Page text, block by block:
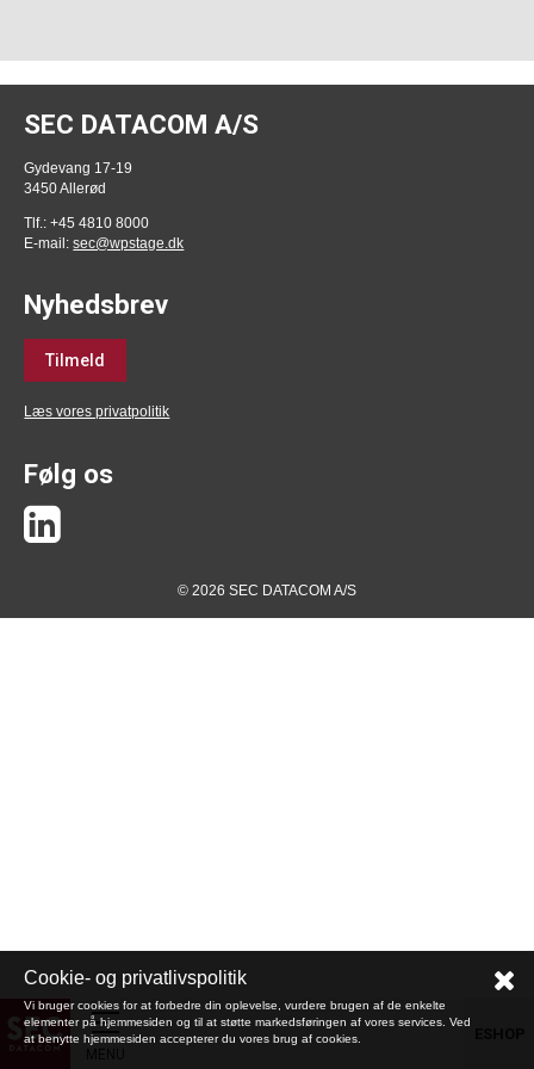
SEC DATACOM A/S
Gydevang 17-19
3450 Allerød
Tlf.: +45 4810 8000
E-mail:sec@wpstage.dk
Nyhedsbrev
Tilmeld
Læs vores privatpolitik
Følg os
© 2026 SEC DATACOM A/S
Cookie- og privatlivspolitik
Vi bruger cookies for at forbedre din oplevelse, vurdere brugen af de enkelte
elementer på hjemmesiden og til at støtte markedsføringen af vores services. Ved
at benytte hjemmesiden accepterer du vores brug af cookies.